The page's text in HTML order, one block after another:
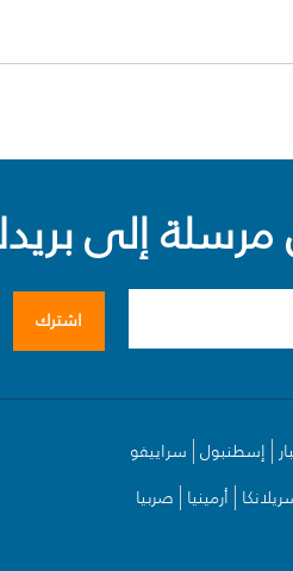
إلى
اشترك
إسطنبول سراييفو
أرمينيا صربيا